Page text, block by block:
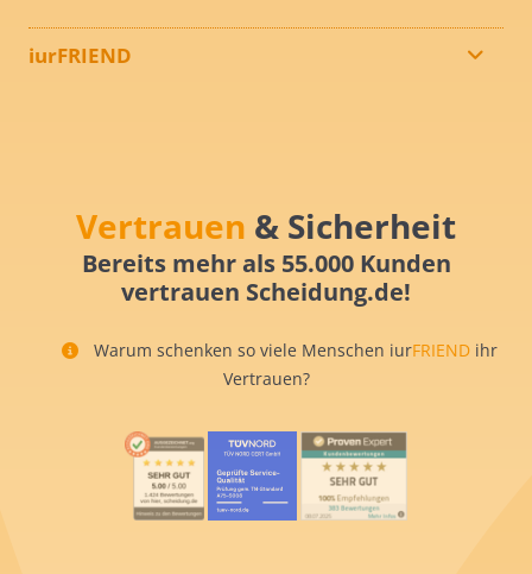
iurFRIEND
Vertrauen & Sicherheit
Bereits mehr als 55.000 Kunden
vertrauen Scheidung.de!
Warum schenken so viele Menschen iurFRIEND ihr
Vertrauen?